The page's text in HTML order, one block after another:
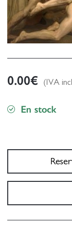
0.00€ (IVA
En stock